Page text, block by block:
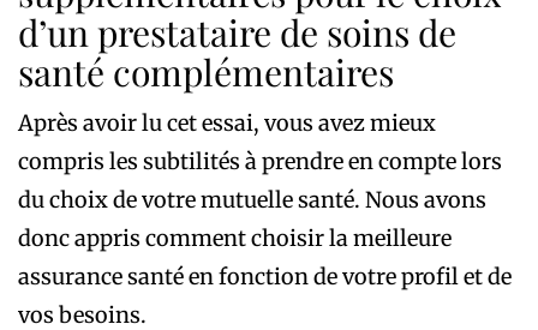
d’un prestataire de soins de
santé complémentaires
Après avoir lu cet essai, vous avez mieux
compris les subtilités à prendre en compte lors
du choix de votre mutuelle santé. Nous avons
donc appris comment choisir la meilleure
assurance santé en fonction de votre profil et de
vos besoins.